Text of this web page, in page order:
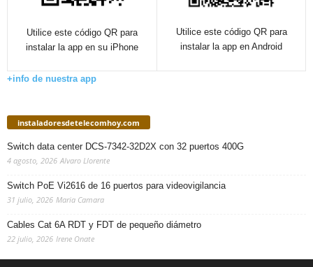
Utilice este código QR para
instalar la app en su iPhone
Utilice este código QR para
instalar la app en Android
+info de nuestra app
instaladoresdetelecomhoy.com
Switch data center DCS-7342-32D2X con 32 puertos 400G
4 agosto, 2026 Alvaro Llorente
Switch PoE Vi2616 de 16 puertos para videovigilancia
31 julio, 2026 Maria Camara
Cables Cat 6A RDT y FDT de pequeño diámetro
22 julio, 2026 Irene Onate